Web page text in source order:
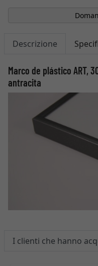
Descrizione
Marco de plástico ART,
antracita
I clienti che hanno